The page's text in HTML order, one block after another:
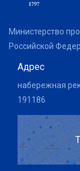
Министерство
Российской
Адрес
набережная
191186